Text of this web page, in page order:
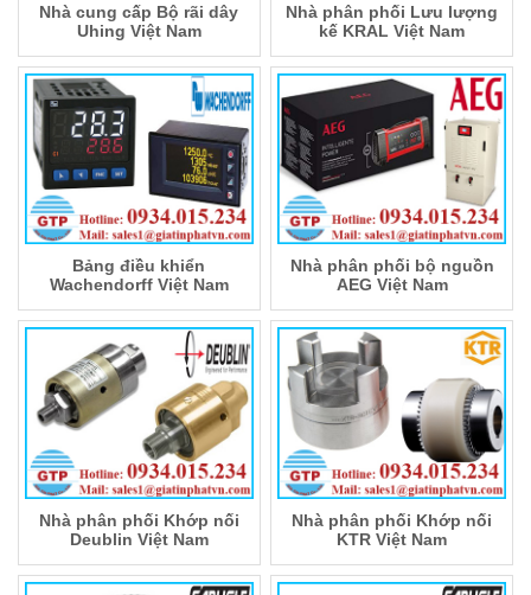
Nhà cung cấp Bộ rãi dây
Uhing Việt Nam
Nhà phân phối Lưu lượng
kế KRAL Việt Nam
Bảng điều khiển
Wachendorff Việt Nam
Nhà phân phối bộ nguồn
AEG Việt Nam
Nhà phân phối Khớp nối
Deublin Việt Nam
Nhà phân phối Khớp nối
KTR Việt Nam